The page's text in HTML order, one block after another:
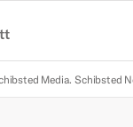
Media. Schibsted